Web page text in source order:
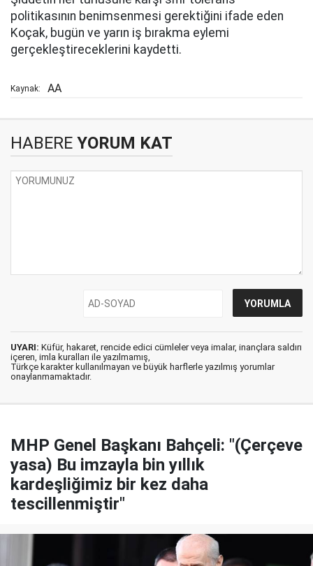
politikasının benimsenmesi gerektiğini ifade eden
Koçak, bugün ve yarın iş bırakma eylemi
gerçekleştireceklerini kaydetti.
Kaynak: AA
HABERE YORUM KAT
UYARI: Küfür, hakaret, rencide edici cümleler veya imalar, inançlara saldırı
içeren, imla kuralları ile yazılmamış,
Türkçe karakter kullanılmayan ve büyük harflerle yazılmış yorumlar
onaylanmamaktadır.
MHP Genel Başkanı Bahçeli: "(Çerçeve
yasa) Bu imzayla bin yıllık
kardeşliğimiz bir kez daha
tescillenmiştir"